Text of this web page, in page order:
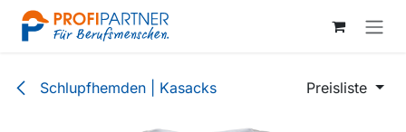
Zum Inhalt springen
Schlupfhemden | Kasacks Preisliste